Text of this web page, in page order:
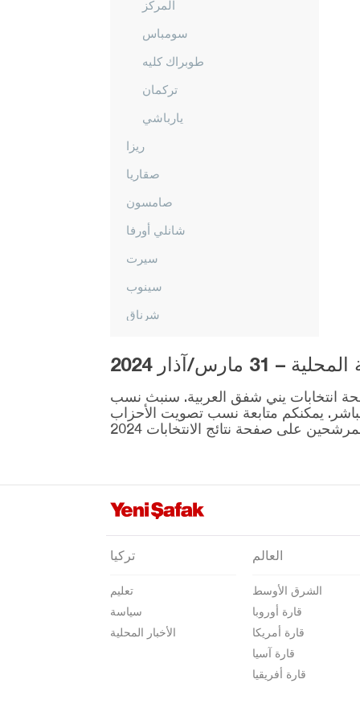
المركز
سومباس
طوبراك كليه
تركمان
يارباشي
ريزا
صقاريا
صامسون
شانلي أورفا
سيرت
سينوب
شرناق
تكيرداغ
توكات
طرابزون
أوشاك
فان
يالوفا
يوزغات
زونغولداك
مارس/آذار 2024
المقرر إجراؤها في 31 مارس موجودة على صفحة انتخابات يني شفق العربية. سنبث نسب
ونتائج الانتخابات بشكل مباشر. يمكنكم متابعة نسب تصويت الأحزاب
تركيا
تعليم
سياسة
الأخبار المحلية
العالم
الشرق الأوسط
قارة أوروبا
قارة أمريكا
قارة آسيا
قارة أفريقيا